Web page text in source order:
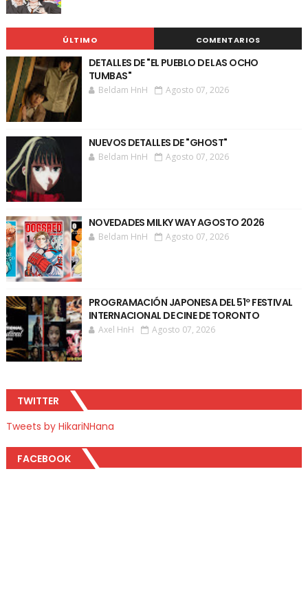
ÚLTIMO COMENTARIOS
DETALLES DE "EL PUEBLO DE LAS OCHO
TUMBAS"
Beldam HnH Agosto 07, 2026
NUEVOS DETALLES DE "GHOST"
Beldam HnH Agosto 07, 2026
NOVEDADES MILKY WAY AGOSTO 2026
Beldam HnH Agosto 07, 2026
PROGRAMACIÓN JAPONESA DEL 51º FESTIVAL
INTERNACIONAL DE CINE DE TORONTO
Axel HnH Agosto 07, 2026
TWITTER
Tweets by HikariNHana
FACEBOOK